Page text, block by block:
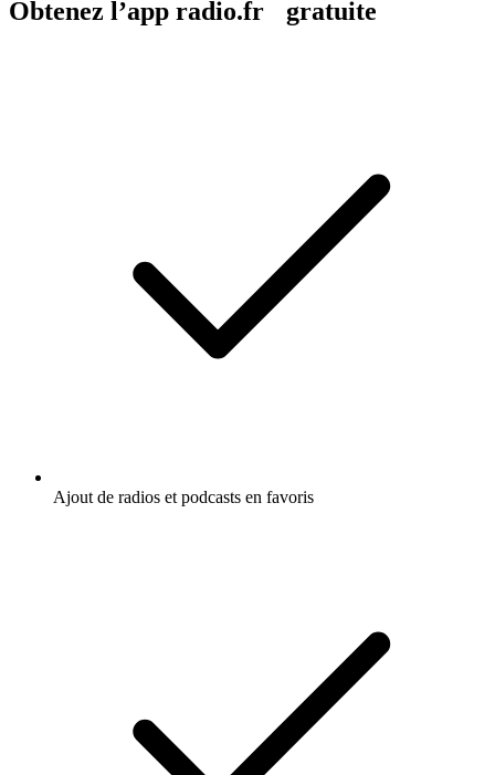
Obtenez l’app radio.fr gratuite
Ajout de radios et podcasts en favoris